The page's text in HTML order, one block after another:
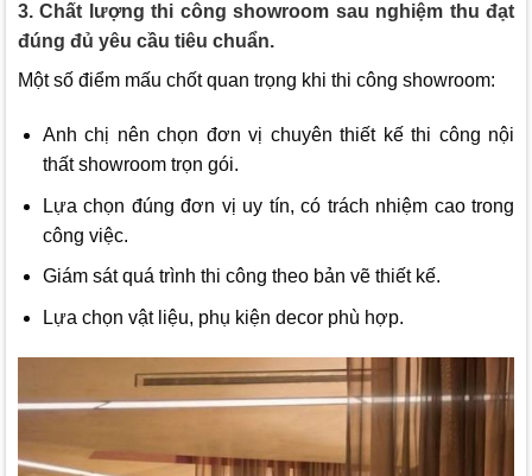
3. Chất lượng thi công showroom sau nghiệm thu đạt
đúng đủ yêu cầu tiêu chuẩn.
Một số điểm mấu chốt quan trọng khi thi công showroom:
Anh chị nên chọn đơn vị chuyên thiết kế thi công nội
thất showroom trọn gói.
Lựa chọn đúng đơn vị uy tín, có trách nhiệm cao trong
công việc.
Giám sát quá trình thi công theo bản vẽ thiết kế.
Lựa chọn vật liệu, phụ kiện decor phù hợp.